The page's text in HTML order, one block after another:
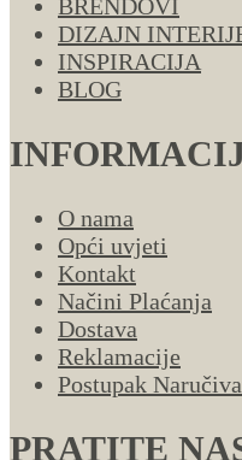
BRENDOVI
DIZAJN
INSPIRACIJA
BLOG
O nama
Opći uvjeti
Kontakt
Načini Plaćanja
Dostava
Reklamacije
Postupak
PRATITE